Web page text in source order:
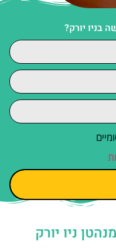
בניו יורק?
ניו יורק